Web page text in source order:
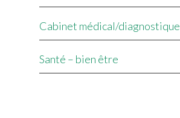
Cabinet médical/diagnostique
Santé – bien être